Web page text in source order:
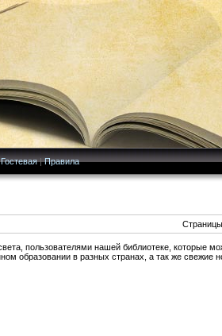
Гостевая|Правила
пользователями нашей библиотеке, которые
образовании в разных странах, а так же свежие